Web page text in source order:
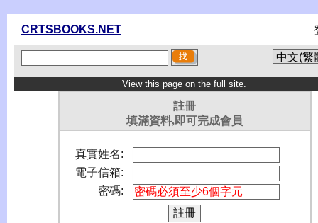
CRTSBOOKS.NET
View this page on the full site.
註冊
填滿資料,即可完成會員
真實姓名:
電子信箱:
密碼: